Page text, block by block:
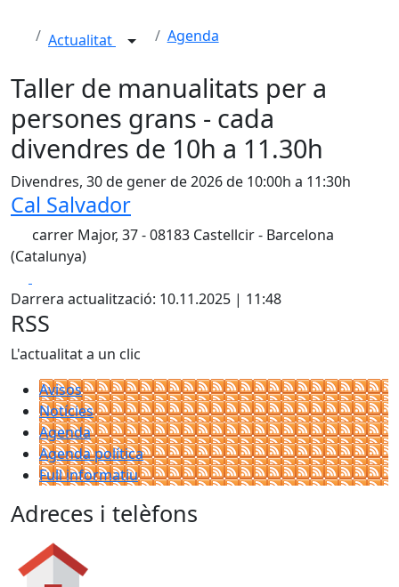
Actualitat Agenda
Taller de manualitats per a
persones grans - cada
divendres de 10h a 11.30h
Divendres, 30 de gener de 2026 de 10:00h a 11:30h
Cal Salvador
carrer Major, 37 - 08183 Castellcir - Barcelona
(Catalunya)
Darrera actualització: 10.11.2025 | 11:48
RSS
L'actualitat a un clic
Avisos
Notícies
Agenda
Agenda política
Full informatiu
Adreces i telèfons